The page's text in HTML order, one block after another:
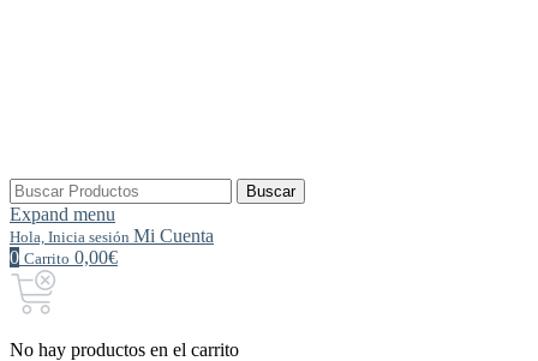
Buscar
por:
Buscar
Expand menu
Hola, Inicia sesión Mi Cuenta
0 Carrito 0,00€
No hay productos en el carrito